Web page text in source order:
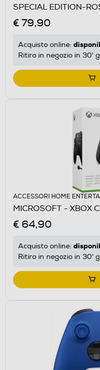
SPECIAL EDITION-
€ 79,90
Acquisto online:
Ritiro in negozio in 30'
ACCESSORI HOME
MICROSOFT - XBOX
€ 64,90
Acquisto online:
Ritiro in negozio in 30'